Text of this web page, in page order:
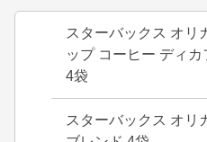
スターバックス オリ
ップ コーヒー ディ
4袋
スターバックス オリ